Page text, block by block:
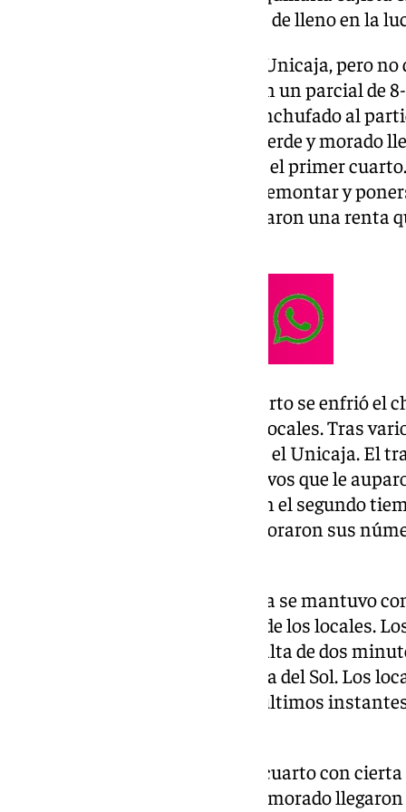
encuentro que le vuelve a situar de lleno en la
La primera canasta fue para el Unicaja, pero
cajista. Los andorranos lograron un parcial de
ante un Unicaja que no entró enchufado al
precisión. Esto hizo que los de verde y morado
por lo que se complicó aún más el primer
y lo hizo. Los cajistas lograron remontar y
Andorra estuvo a la altura y sacaron una renta
En el comienzo del segundo cuarto se enfrió el
a un challenge por parte de los locales. Tras
puso a funcionar la maquinaria el Unicaja. El
encadenó tres triples consecutivos que le
de los primeros diez minutos, en el segundo
perímetro y ambos equipos mejoraron sus
A vuelta de vestuarios el Unicaja se mantuvo
cambió la producción ofensiva de los locales.
misma línea de cara al aro y a falta de dos
20 puntos a favor de los de Costa del Sol. Los
de forma consecutiva en el los últimos
afrontaba el último cuarto con
debía defenderlo. Los de verde y morado